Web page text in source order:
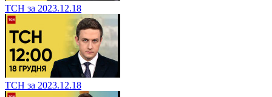
ТСН за 2023.12.18
ТСН за 2023.12.18